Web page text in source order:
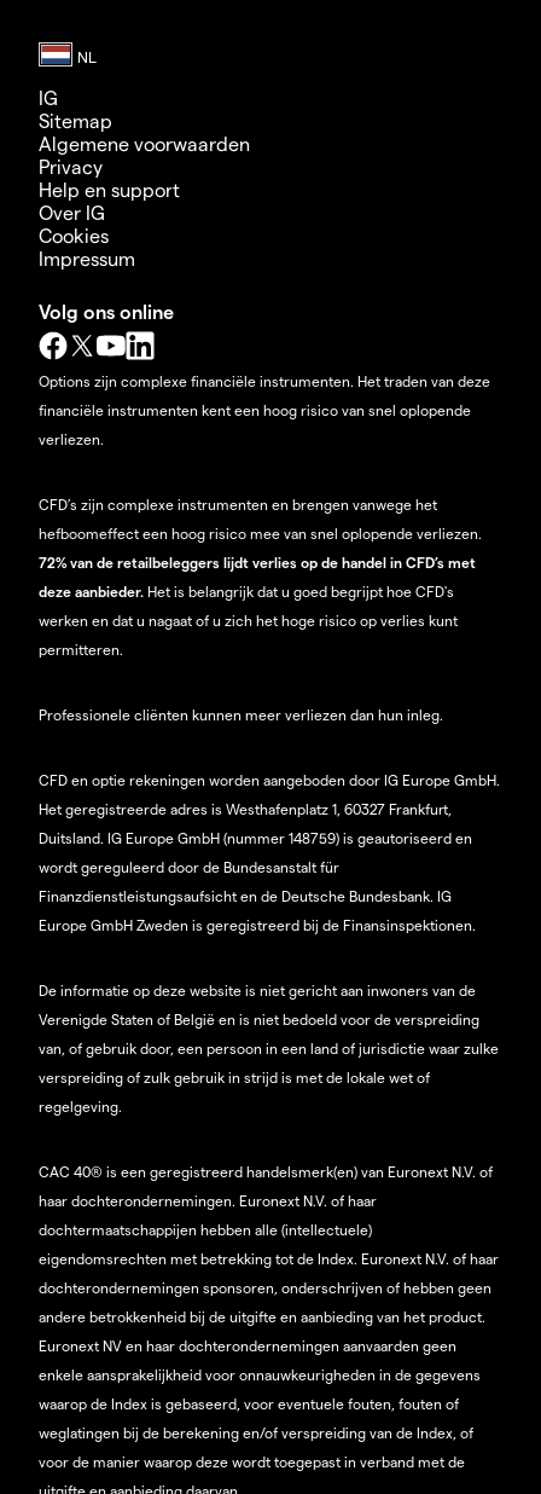
IG
Sitemap
Algemene voorwaarden
Privacy
Help en support
Over IG
Cookies
Impressum
Volg ons online
Options zijn complexe financiële instrumenten. Het traden van deze
financiële instrumenten kent een hoog risico van snel oplopende
verliezen.
CFD’s zijn complexe instrumenten en brengen vanwege het
hefboomeffect een hoog risico mee van snel oplopende verliezen.
72% van de retailbeleggers lijdt verlies op de handel in CFD’s met
deze aanbieder. Het is belangrijk dat u goed begrijpt hoe CFD's
werken en dat u nagaat of u zich het hoge risico op verlies kunt
permitteren.
Professionele cliënten kunnen meer verliezen dan hun inleg.
CFD en optie rekeningen worden aangeboden door IG Europe GmbH.
Het geregistreerde adres is Westhafenplatz 1, 60327 Frankfurt,
Duitsland. IG Europe GmbH (nummer 148759) is geautoriseerd en
wordt gereguleerd door de Bundesanstalt für
Finanzdienstleistungsaufsicht en de Deutsche Bundesbank. IG
Europe GmbH Zweden is geregistreerd bij de Finansinspektionen.
De informatie op deze website is niet gericht aan inwoners van de
Verenigde Staten of België en is niet bedoeld voor de verspreiding
van, of gebruik door, een persoon in een land of jurisdictie waar zulke
verspreiding of zulk gebruik in strijd is met de lokale wet of
regelgeving.
CAC 40® is een geregistreerd handelsmerk(en) van Euronext N.V. of
haar dochterondernemingen. Euronext N.V. of haar
dochtermaatschappijen hebben alle (intellectuele)
eigendomsrechten met betrekking tot de Index. Euronext N.V. of haar
dochterondernemingen sponsoren, onderschrijven of hebben geen
andere betrokkenheid bij de uitgifte en aanbieding van het product.
Euronext NV en haar dochterondernemingen aanvaarden geen
enkele aansprakelijkheid voor onnauwkeurigheden in de gegevens
waarop de Index is gebaseerd, voor eventuele fouten, fouten of
weglatingen bij de berekening en/of verspreiding van de Index, of
voor de manier waarop deze wordt toegepast in verband met de